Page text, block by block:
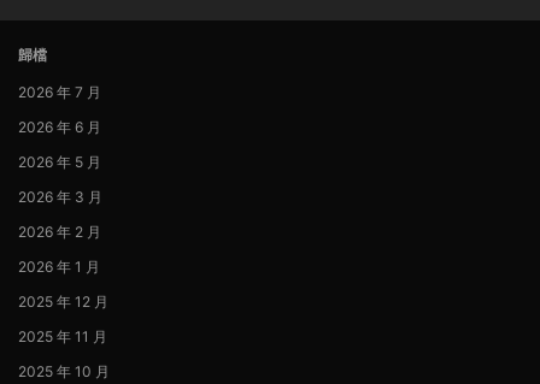
歸檔
2026 年 7 月
2026 年 6 月
2026 年 5 月
2026 年 3 月
2026 年 2 月
2026 年 1 月
2025 年 12 月
2025 年 11 月
2025 年 10 月